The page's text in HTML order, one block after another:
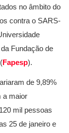
no âmbito do
contra o SARS-
Fundação de
Fapesp).
de 9,89%
a maior
mil pessoas
25 de janeiro e